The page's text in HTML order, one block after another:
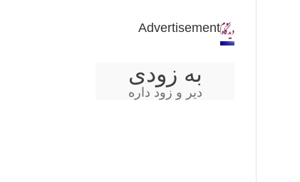
Advertisement
به زودی
دیر و زود داره